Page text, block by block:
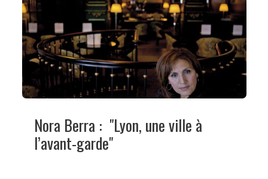
Nora Berra : "Lyon, une ville à
l’avant-garde"